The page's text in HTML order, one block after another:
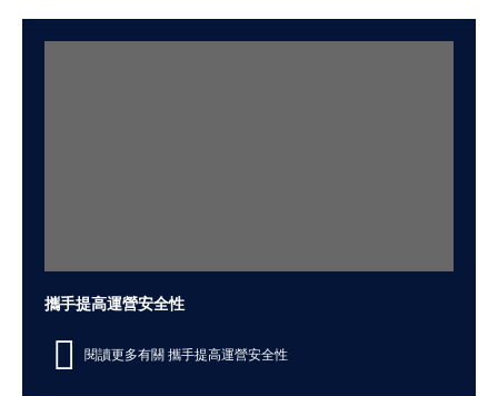
攜手提高運營安全性
閱讀更多有關 攜手提高運營安全性